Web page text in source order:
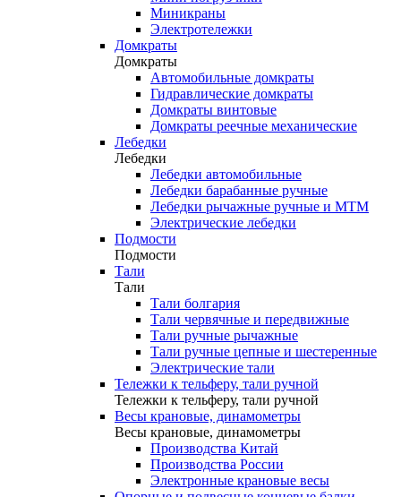
Миникраны
Электротележки
Домкраты
Домкраты
Автомобильные домкраты
Гидравлические домкраты
Домкраты винтовые
Домкраты реечные механические
Лебедки
Лебедки
Лебедки автомобильные
Лебедки барабанные ручные
Лебедки рычажные ручные и МТМ
Электрические лебедки
Подмости
Подмости
Тали
Тали
Тали болгария
Тали червячные и передвижные
Тали ручные рычажные
Тали ручные цепные и шестеренные
Электрические тали
Тележки к тельферу, тали ручной
Тележки к тельферу, тали ручной
Весы крановые, динамометры
Весы крановые, динамометры
Производства Китай
Производства России
Электронные крановые весы